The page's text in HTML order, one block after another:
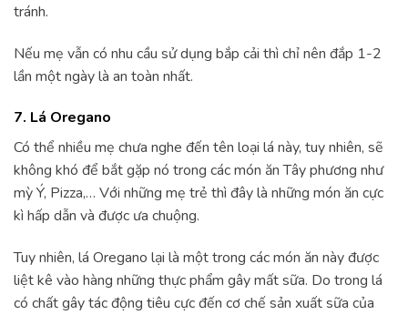
tránh.
Nếu mẹ vẫn có nhu cầu sử dụng bắp cải thì chỉ nên đắp 1-2
lần một ngày là an toàn nhất.
7. Lá Oregano
Có thể nhiều mẹ chưa nghe đến tên loại lá này, tuy nhiên, sẽ
không khó để bắt gặp nó trong các món ăn Tây phương như
mỳ Ý, Pizza,… Với những mẹ trẻ thì đây là những món ăn cực
kì hấp dẫn và được ưa chuộng.
Tuy nhiên, lá Oregano lại là một trong các món ăn này được
liệt kê vào hàng những thực phẩm gây mất sữa. Do trong lá
có chất gây tác động tiêu cực đến cơ chế sản xuất sữa của